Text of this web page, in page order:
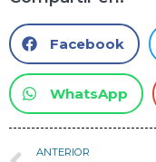
Facebook
WhatsApp
ANTERIOR